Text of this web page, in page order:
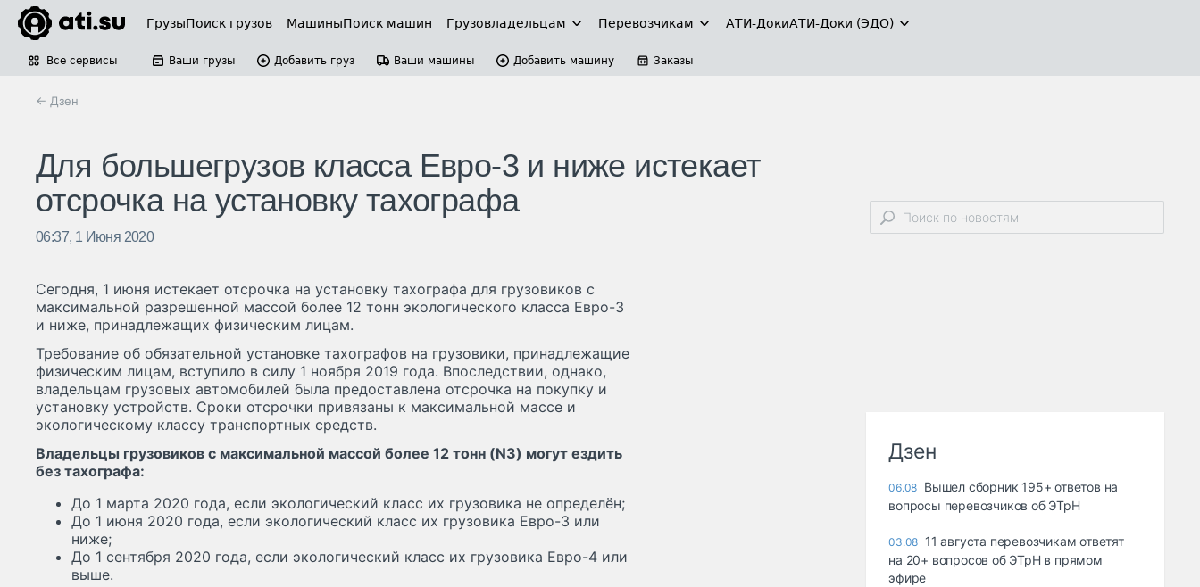
ГрузыПоиск грузов МашиныПоиск машин Грузовладельцам Перевозчикам АТИ-ДокиАТИ-Доки (ЭДО)
Все сервисы Ваши грузы Добавить груз Ваши машины Добавить машину Заказы
← Дзен
Для большегрузов класса Евро-3 и ниже истекает
отсрочка на установку тахографа
06:37, 1 Июня 2020
Сегодня, 1 июня истекает отсрочка на установку тахографа для грузовиков с
максимальной разрешенной массой более 12 тонн экологического класса Евро-3
и ниже, принадлежащих физическим лицам.
Требование об обязательной установке тахографов на грузовики, принадлежащие
физическим лицам, вступило в силу 1 ноября 2019 года. Впоследствии, однако,
владельцам грузовых автомобилей была предоставлена отсрочка на покупку и
установку устройств. Сроки отсрочки привязаны к максимальной массе и
экологическому классу транспортных средств.
Владельцы грузовиков с максимальной массой более 12 тонн (N3) могут ездить
без тахографа:
До 1 марта 2020 года, если экологический класс их грузовика не определён;
До 1 июня 2020 года, если экологический класс их грузовика Евро-3 или
ниже;
До 1 сентября 2020 года, если экологический класс их грузовика Евро-4 или
выше.
Дзен
06.08 Вышел сборник 195+ ответов на
вопросы перевозчиков об ЭТрН
03.08 11 августа перевозчикам ответят
на 20+ вопросов об ЭТрН в прямом
эфире